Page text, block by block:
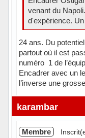
venant du
d'expérience.
24 ans. Du
partout où il est
numéro 1 de
Encadrer avec un
l’inverse une
karambar
Membre